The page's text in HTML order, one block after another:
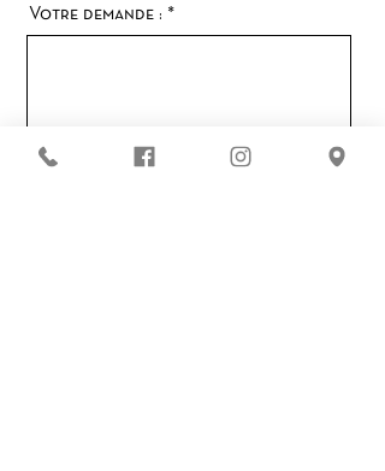
Votre demande :